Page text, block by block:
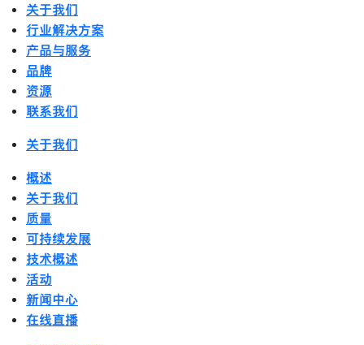
关于我们
行业解决方案
产品与服务
品牌
资源
联系我们
关于我们
概述
关于我们
质量
可持续发展
技术概述
活动
新闻中心
在线直播